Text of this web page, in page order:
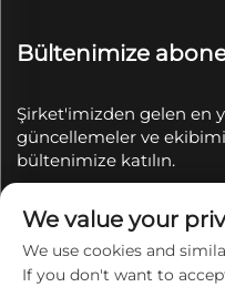
Bültenimize
Şirket'imizden gelen en
güncellemeler ve
bültenimize katılın.
We value your
We use cookies and
If you don't want to